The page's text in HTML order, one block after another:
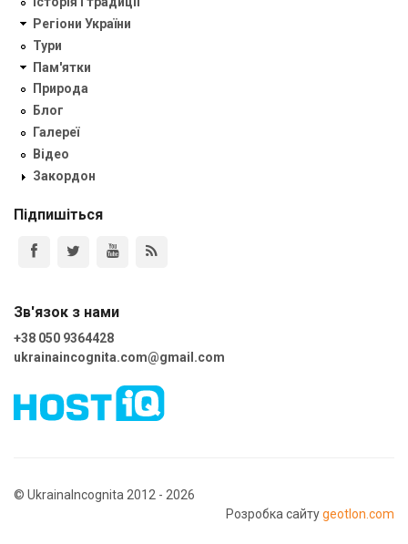
Регіони України
Тури
Пам'ятки
Природа
Блог
Галереї
Відео
Закордон
Підпишіться
Зв'язок з нами
+38 050 9364428
ukrainaincognita.com@gmail.com
© UkrainaIncognita 2012 - 2026
Розробка сайтуgeotlon.com